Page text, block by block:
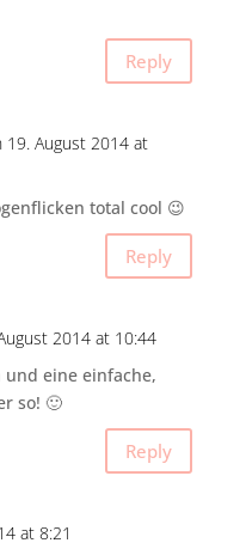
Reply
19. August 2014 at
total cool 😉
Reply
2014 at 10:44
und eine einfache,
so! 🙂
Reply
at 8:21